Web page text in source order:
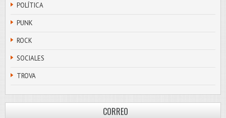
POLÍTICA
PUNK
ROCK
SOCIALES
TROVA
CORREO